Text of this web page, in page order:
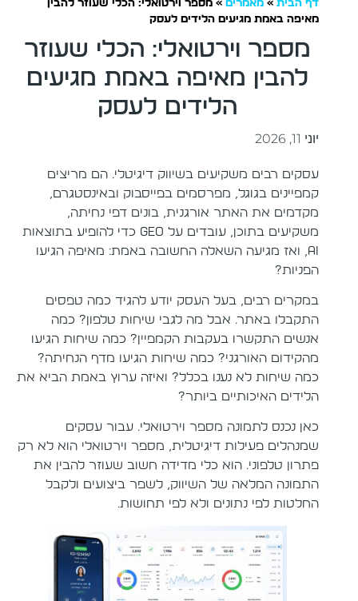
דף הבית»מאמרים»מספר וירטואלי: הכלי שעוזר להבין
מאיפה באמת מגיעים הלידים לעסק
מספר וירטואלי: הכלי שעוזר
להבין מאיפה באמת מגיעים
הלידים לעסק
יוני 11, 2026
עסקים רבים משקיעים בשיווק דיגיטלי. הם מריצים
קמפיינים בגוגל, מפרסמים בפייסבוק ובאינסטגרם,
מקדמים את האתר אורגנית, בונים דפי נחיתה,
משקיעים בתוכן, עובדים על GEO כדי להופיע בתוצאות
AI, ואז מגיעה השאלה החשובה באמת: מאיפה הגיעו
הפניות?
במקרים רבים, בעל העסק יודע להגיד כמה טפסים
התקבלו באתר. אבל מה לגבי שיחות טלפון? כמה
אנשים התקשרו בעקבות הקמפיין? כמה שיחות הגיעו
מהקידום האורגני? כמה שיחות הגיעו מדף הנחיתה?
כמה שיחות לא נענו בכלל? ואיזה ערוץ באמת הביא את
הלידים האיכותיים ביותר?
כאן נכנס לתמונה מספר וירטואלי. עבור עסקים
שמנהלים פעילות דיגיטלית, מספר וירטואלי הוא לא רק
פתרון טלפוני. הוא כלי מדידה חשוב שעוזר להבין את
התמונה המלאה של השיווק, לשפר ביצועים ולקבל
החלטות לפי נתונים ולא לפי תחושות.